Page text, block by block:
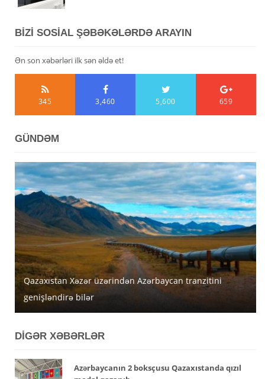
BİZİ SOSİAL ŞƏBƏKƏLƏRDƏ ARAYIN
Ən son xəbərləri ilk sən əldə et!
345 3,460 5,600 659
GÜNDƏM
Qazaxıstan Xəzər üzərindən Azərbaycan tranzitini
genişləndirə bilər
Sabahın hava proqnozu açıqlanıb
Sabah 39 dərəcə isti olacaq
DİGƏR XƏBƏRLƏR
Azərbaycanın 2 boksçusu Qazaxıstanda qızıl